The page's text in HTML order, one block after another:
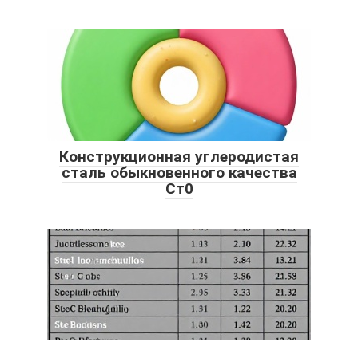
Конструкционная углеродистая
сталь обыкновенного качества
Ст0